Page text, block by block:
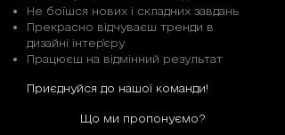
Не боїшся нових і складних завдань
Прекрасно відчуваєш тренди в
дизайні інтер'єру
Працюєш на відмінний результат
Приєднуйся до нашої команди!​
Що ми пропонуємо?